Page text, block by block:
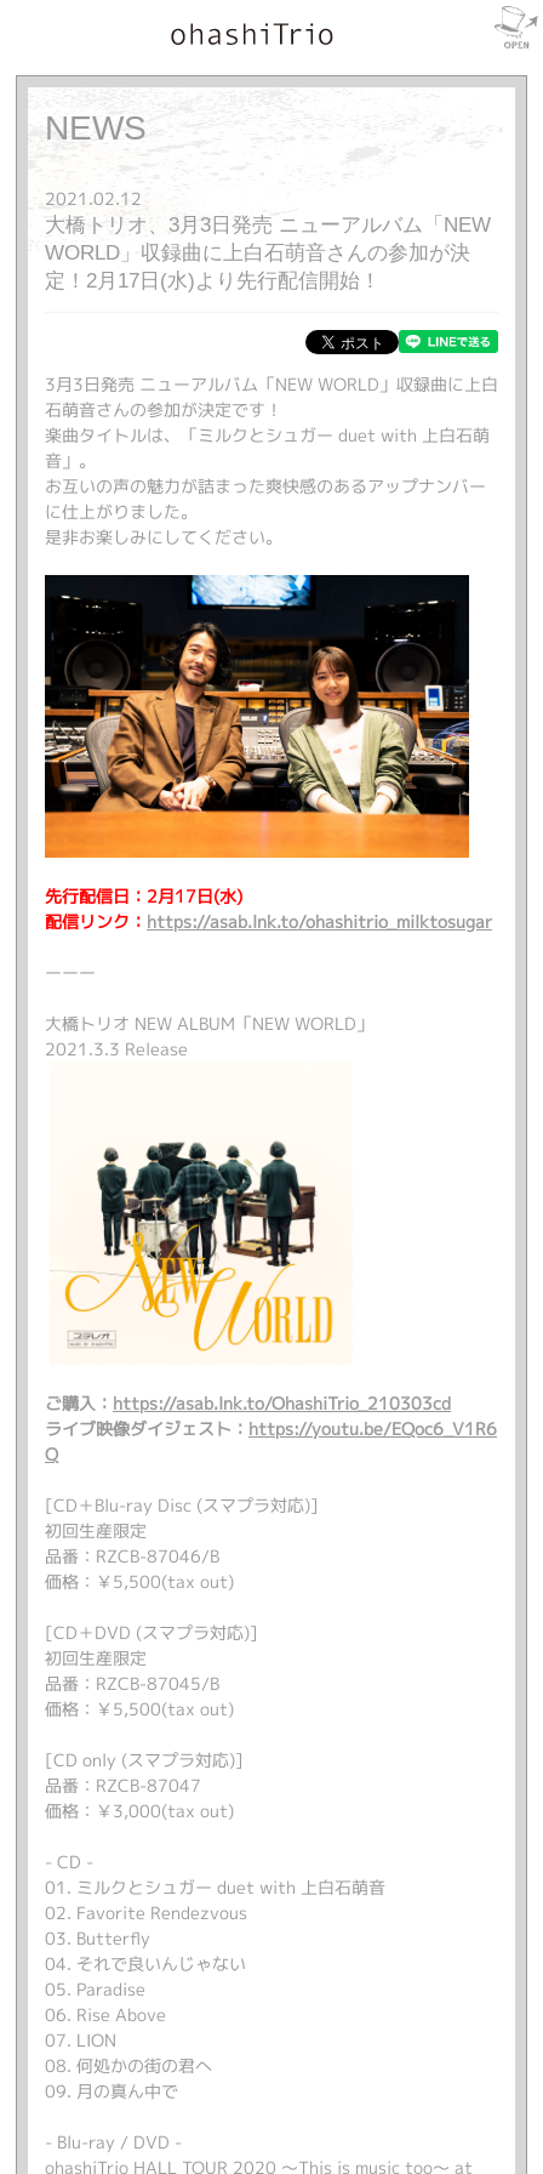
NEWS
2021.02.12
大橋トリオ、3月3日発売 ニューアルバム「NEW
WORLD」収録曲に上白石萌音さんの参加が決
定！2月17日(水)より先行配信開始！
3月3日発売 ニューアルバム「NEW WORLD」収録曲に上白
石萌音さんの参加が決定です！
楽曲タイトルは、「ミルクとシュガー duet with 上白石萌
音」。
お互いの声の魅力が詰まった爽快感のあるアップナンバー
に仕上がりました。
是非お楽しみにしてください。
先行配信日：2月17日(水)
配信リンク： https://asab.lnk.to/ohashitrio_milktosugar
ーーー
大橋トリオ NEW ALBUM「NEW WORLD」
2021.3.3 Release
ご購入： https://asab.lnk.to/OhashiTrio_210303cd
ライブ映像ダイジェスト： https://youtu.be/EQoc6_V1R6
Q
[CD＋Blu-ray Disc (スマプラ対応)]
初回生産限定
品番：RZCB-87046/B
価格：￥5,500(tax out)
[CD＋DVD (スマプラ対応)]
初回生産限定
品番：RZCB-87045/B
価格：￥5,500(tax out)
[CD only (スマプラ対応)]
品番：RZCB-87047
価格：￥3,000(tax out)
- CD -
01. ミルクとシュガー duet with 上白石萌音
02. Favorite Rendezvous
03. Butterfly
04. それで良いんじゃない
05. Paradise
06. Rise Above
07. LION
08. 何処かの街の君へ
09. 月の真ん中で
- Blu-ray / DVD -
ohashiTrio HALL TOUR 2020 ～This is music too～ at